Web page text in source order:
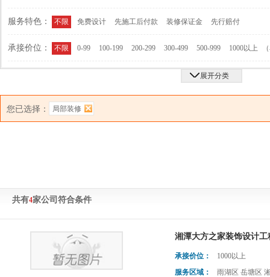
服务特色： 不限 免费设计 先施工后付款 装修保证金 先行赔付
承接价位： 不限 0-99 100-199 200-299 300-499 500-999 1000以上
展开分类
您已选择： 局部装修
共有4家公司符合条件
湘潭大方之家装饰设计工
承接价位：
1000以上
服务区域：
雨湖区 岳塘区